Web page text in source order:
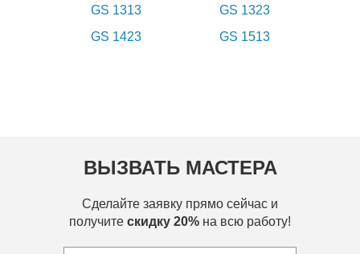
GS 1313
GS 1323
GS 1423
GS 1513
ВЫЗВАТЬ МАСТЕРА
Сделайте заявку прямо сейчас и
получите скидку 20% на всю работу!